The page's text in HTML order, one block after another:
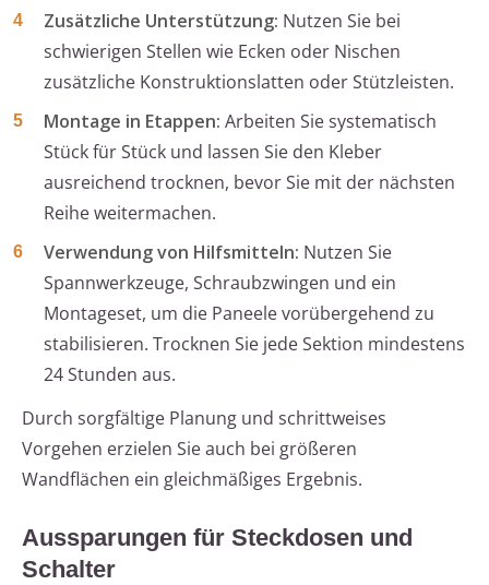
Zusätzliche Unterstützung: Nutzen Sie bei
schwierigen Stellen wie Ecken oder Nischen
zusätzliche Konstruktionslatten oder Stützleisten.
Montage in Etappen: Arbeiten Sie systematisch
Stück für Stück und lassen Sie den Kleber
ausreichend trocknen, bevor Sie mit der nächsten
Reihe weitermachen.
Verwendung von Hilfsmitteln: Nutzen Sie
Spannwerkzeuge, Schraubzwingen und ein
Montageset, um die Paneele vorübergehend zu
stabilisieren. Trocknen Sie jede Sektion mindestens
24 Stunden aus.
Durch sorgfältige Planung und schrittweises
Vorgehen erzielen Sie auch bei größeren
Wandflächen ein gleichmäßiges Ergebnis.
Aussparungen für Steckdosen und
Schalter